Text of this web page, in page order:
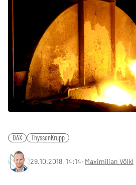
DAX ThyssenKrupp
29.10.2018, 14:14‧ Maximilian Völkl